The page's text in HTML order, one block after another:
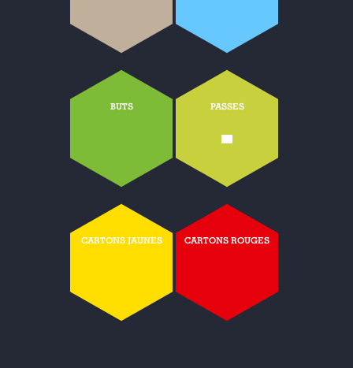
BUTS PASSES
-
CARTONS JAUNES CARTONS ROUGES